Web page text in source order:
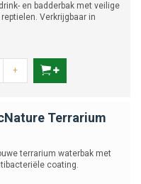
en badderbak met veilige
Verkrijgbaar in
+
Terrarium
terrarium waterbak met
coating.